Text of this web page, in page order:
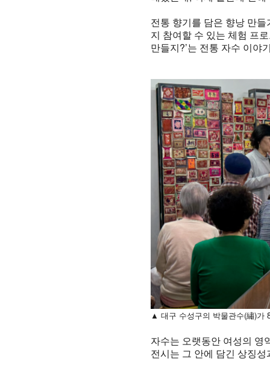
전통 향기를 담은 향낭 만
지 참여할 수 있는 체험 프
만들지?’는 전통 자수 이야
▲ 대구 수성구의 박물관수(繡)가
자수는 오랫동안 여성의 영
전시는 그 안에 담긴 상징